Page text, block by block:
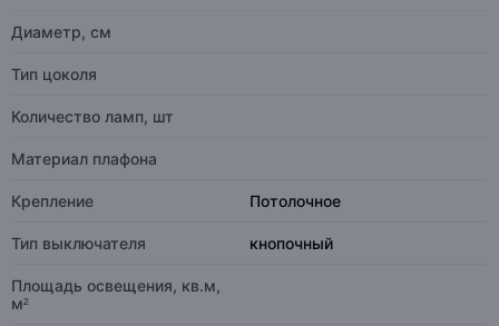
Диаметр, см
Тип цоколя
Количество ламп, шт
Материал плафона
Крепление Потолочное
Тип выключателя кнопочный
Площадь освещения, кв.м,
м²